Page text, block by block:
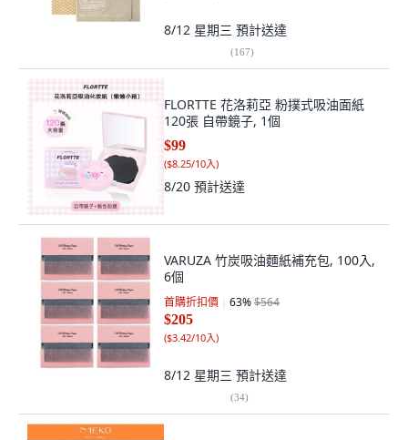
8/12 星期三 預計送達
(167)
FLORTTE 花洛莉亞 粉撲式吸油面紙
120張 自帶鏡子, 1個
$99
($8.25/10入)
8/20 預計送達
VARUZA 竹炭吸油麵紙補充包, 100入,
6個
首購折扣價 63%$564
$205
($3.42/10入)
8/12 星期三 預計送達
(34)